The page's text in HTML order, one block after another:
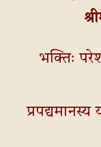
भक्तिः
प्रपद्यमानस्य